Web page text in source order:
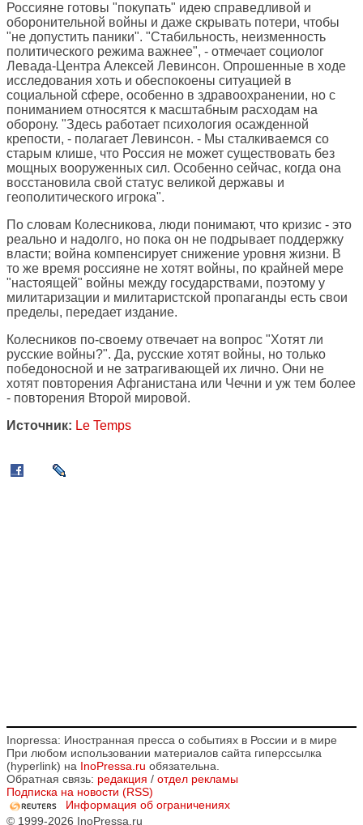
Россияне готовы "покупать" идею справедливой и
оборонительной войны и даже скрывать потери, чтобы
"не допустить паники". "Стабильность, неизменность
политического режима важнее", - отмечает социолог
Левада-Центра Алексей Левинсон. Опрошенные в ходе
исследования хоть и обеспокоены ситуацией в
социальной сфере, особенно в здравоохранении, но с
пониманием относятся к масштабным расходам на
оборону. "Здесь работает психология осажденной
крепости, - полагает Левинсон. - Мы сталкиваемся со
старым клише, что Россия не может существовать без
мощных вооруженных сил. Особенно сейчас, когда она
восстановила свой статус великой державы и
геополитического игрока".
По словам Колесникова, люди понимают, что кризис - это
реально и надолго, но пока он не подрывает поддержку
власти; война компенсирует снижение уровня жизни. В
то же время россияне не хотят войны, по крайней мере
"настоящей" войны между государствами, поэтому у
милитаризации и милитаристской пропаганды есть свои
пределы, передает издание.
Колесников по-своему отвечает на вопрос "Хотят ли
русские войны?". Да, русские хотят войны, но только
победоносной и не затрагивающей их лично. Они не
хотят повторения Афганистана или Чечни и уж тем более
- повторения Второй мировой.
Источник: Le Temps
Inopressa: Иностранная пресса о событиях в России и в мире
При любом использовании материалов сайта гиперссылка
(hyperlink) на InoPressa.ru обязательна.
Обратная связь: редакция / отдел рекламы
Подписка на новости (RSS)
Информация об ограничениях
© 1999-2026 InoPressa.ru